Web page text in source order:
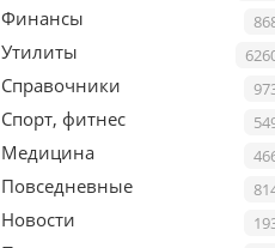
Финансы
Утилиты
Справочники
Спорт, фитнес
Медицина
Повседневные
Новости